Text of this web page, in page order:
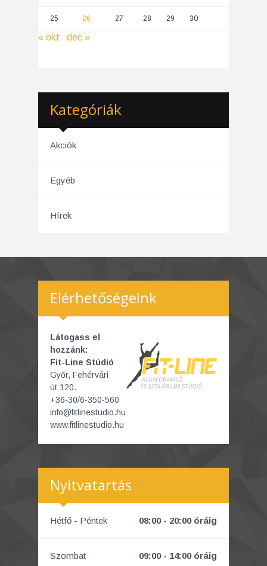
25 26 27 28 29 30
« okt dec »
Kategóriák
Akciók
Egyéb
Hírek
Elérhetőségeink
Látogass el
hozzánk:
Fit-Line Stúdió
Győr, Fehérvári
út 120.
+36-30/6-350-560
info@fitlinestudio.hu
www.fitlinestudio.hu
Nyitvatartás
Hétfő - Péntek 08:00 - 20:00 óráig
Szombat 09:00 - 14:00 óráig